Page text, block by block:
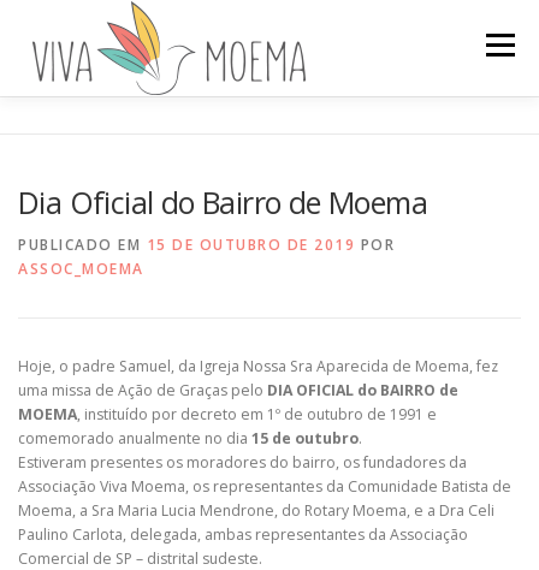
conteúdo
Menu
Dia Oficial do Bairro de Moema
PUBLICADO EM 15 DE OUTUBRO DE 2019 POR
ASSOC_MOEMA
Hoje, o padre Samuel, da Igreja Nossa Sra Aparecida de Moema, fez
uma missa de Ação de Graças pelo DIA OFICIAL do BAIRRO de
MOEMA, instituído por decreto em 1º de outubro de 1991 e
comemorado anualmente no dia 15 de outubro.
Estiveram presentes os moradores do bairro, os fundadores da
Associação Viva Moema, os representantes da Comunidade Batista de
Moema, a Sra Maria Lucia Mendrone, do Rotary Moema, e a Dra Celi
Paulino Carlota, delegada, ambas representantes da Associação
Comercial de SP – distrital sudeste.